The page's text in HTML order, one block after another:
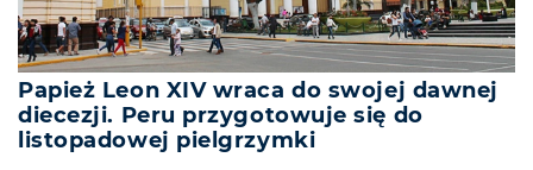
Papież Leon XIV wraca do swojej dawnej
diecezji. Peru przygotowuje się do
listopadowej pielgrzymki